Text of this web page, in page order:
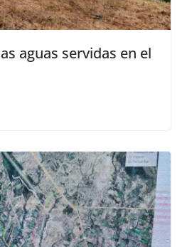
aguas servidas en el